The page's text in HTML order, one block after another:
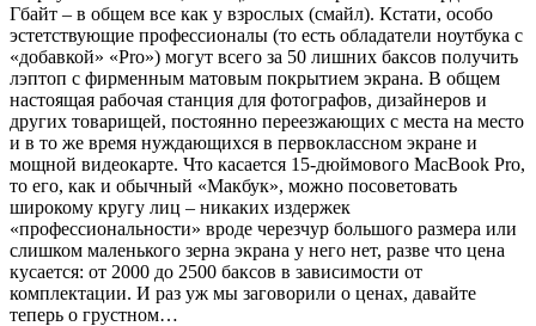
Гбайт – в общем все как у взрослых (смайл). Кстати, особо
эстетствующие профессионалы (то есть обладатели ноутбука с
«добавкой» «Pro») могут всего за 50 лишних баксов получить
лэптоп с фирменным матовым покрытием экрана. В общем
настоящая рабочая станция для фотографов, дизайнеров и
других товарищей, постоянно переезжающих с места на место
и в то же время нуждающихся в первоклассном экране и
мощной видеокарте. Что касается 15-дюймового MacBook Pro,
то его, как и обычный «Макбук», можно посоветовать
широкому кругу лиц – никаких издержек
«профессиональности» вроде черезчур большого размера или
слишком маленького зерна экрана у него нет, разве что цена
кусается: от 2000 до 2500 баксов в зависимости от
комплектации. И раз уж мы заговорили о ценах, давайте
теперь о грустном…